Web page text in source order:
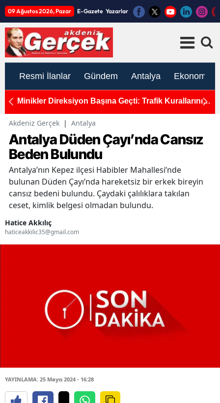
09 Ağustos 2026, Pazar E-Gazete Yazarlar
Resmi İlanlar Gündem Antalya Ekonomi
Minikler Direksiyon Başına Geçti: Trafik Kurallarını
Akdeniz Gerçek | Antalya
Antalya Düden Çayı’nda Cansız
Beden Bulundu
Antalya’nın Kepez ilçesi Habibler Mahallesi’nde
bulunan Düden Çayı’nda hareketsiz bir erkek bireyin
cansız bedeni bulundu. Çaydaki çalılıklara takılan
ceset, kimlik belgesi olmadan bulundu.
Hatice Akkılıç
haticeakkilic35@gmail.com
YAYINLAMA: 25 Mayıs 2024 - 16:28